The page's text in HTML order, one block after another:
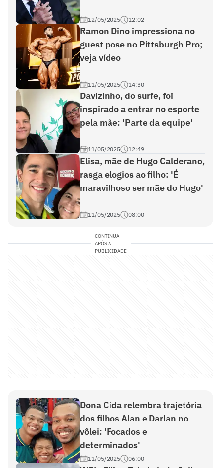
12/05/2025 12:02
Ramon Dino impressiona no
guest pose no Pittsburgh Pro;
veja vídeo
11/05/2025 14:30
Davizinho, do surfe, foi
inspirado a entrar no esporte
pela mãe: 'Parte da equipe'
11/05/2025 12:49
Elisa, mãe de Hugo Calderano,
rasga elogios ao filho: 'É
maravilhoso ser mãe do Hugo'
11/05/2025 08:00
CONTINUA
APÓS A
PUBLICIDADE
Dona Cida relembra trajetória
dos filhos Alan e Darlan no
vôlei: 'Focados e
determinados'
11/05/2025 06:00